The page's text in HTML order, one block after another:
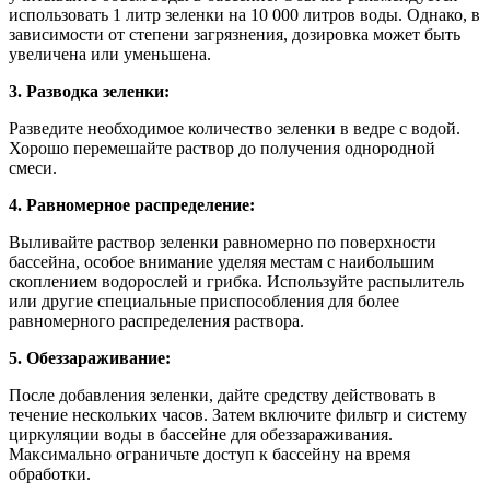
использовать 1 литр зеленки на 10 000 литров воды. Однако, в
зависимости от степени загрязнения, дозировка может быть
увеличена или уменьшена.
3. Разводка зеленки:
Разведите необходимое количество зеленки в ведре с водой.
Хорошо перемешайте раствор до получения однородной
смеси.
4. Равномерное распределение:
Выливайте раствор зеленки равномерно по поверхности
бассейна, особое внимание уделяя местам с наибольшим
скоплением водорослей и грибка. Используйте распылитель
или другие специальные приспособления для более
равномерного распределения раствора.
5. Обеззараживание:
После добавления зеленки, дайте средству действовать в
течение нескольких часов. Затем включите фильтр и систему
циркуляции воды в бассейне для обеззараживания.
Максимально ограничьте доступ к бассейну на время
обработки.